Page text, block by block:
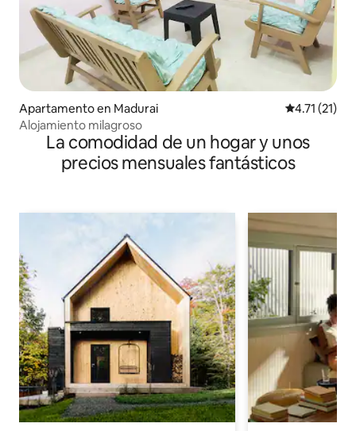
Apartamento en Madurai Calificación
4.71 (21)
Alojamiento milagroso
La comodidad de un hogar y unos
precios mensuales fantásticos